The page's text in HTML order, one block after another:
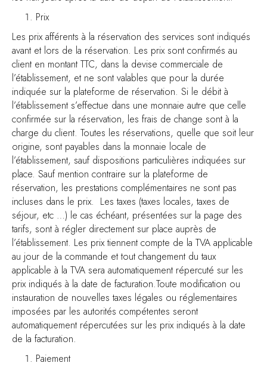
Prix
Les prix afférents à la réservation des services sont indiqués
avant et lors de la réservation. Les prix sont confirmés au
client en montant TTC, dans la devise commerciale de
l’établissement, et ne sont valables que pour la durée
indiquée sur la plateforme de réservation. Si le débit à
l’établissement s’effectue dans une monnaie autre que celle
confirmée sur la réservation, les frais de change sont à la
charge du client. Toutes les réservations, quelle que soit leur
origine, sont payables dans la monnaie locale de
l’établissement, sauf dispositions particulières indiquées sur
place. Sauf mention contraire sur la plateforme de
réservation, les prestations complémentaires ne sont pas
incluses dans le prix. Les taxes (taxes locales, taxes de
séjour, etc …) le cas échéant, présentées sur la page des
tarifs, sont à régler directement sur place auprès de
l’établissement. Les prix tiennent compte de la TVA applicable
au jour de la commande et tout changement du taux
applicable à la TVA sera automatiquement répercuté sur les
prix indiqués à la date de facturation.Toute modification ou
instauration de nouvelles taxes légales ou réglementaires
imposées par les autorités compétentes seront
automatiquement répercutées sur les prix indiqués à la date
de la facturation.
Paiement